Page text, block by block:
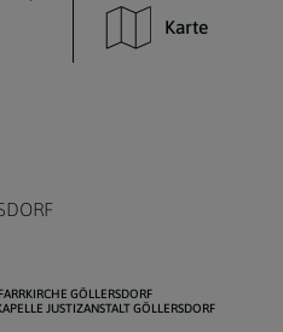
Karte
GÖLLERSDORF
JUSTIZANSTALT GÖLLERSDORF